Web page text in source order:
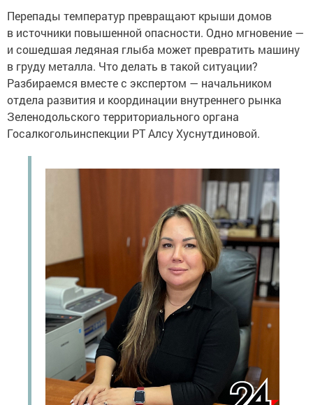
Перепады температур превращают крыши домов
в источники повышенной опасности. Одно мгновение —
и сошедшая ледяная глыба может превратить машину
в груду металла. Что делать в такой ситуации?
Разбираемся вместе с экспертом — начальником
отдела развития и координации внутреннего рынка
Зеленодольского территориального органа
Госалкогольинспекции РТ Алсу Хуснутдиновой.